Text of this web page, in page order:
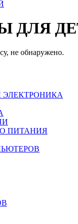
ДЛЯ
не обнаружено.
ПИТАНИЯ